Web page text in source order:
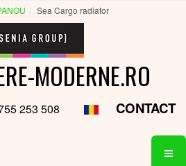
Sea Cargo radiator
MODERNE.RO
253 508 CONTACT